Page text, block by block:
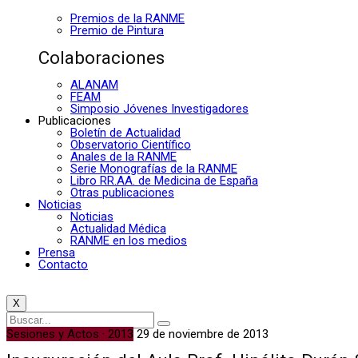
Premios de la RANME
Premio de Pintura
Colaboraciones
ALANAM
FEAM
Simposio Jóvenes Investigadores
Publicaciones
Boletín de Actualidad
Observatorio Científico
Anales de la RANME
Serie Monografías de la RANME
Libro RR.AA. de Medicina de España
Otras publicaciones
Noticias
Noticias
Actualidad Médica
RANME en los medios
Prensa
Contacto
X
Sesiones y Actos · 2013 29 de noviembre de 2013